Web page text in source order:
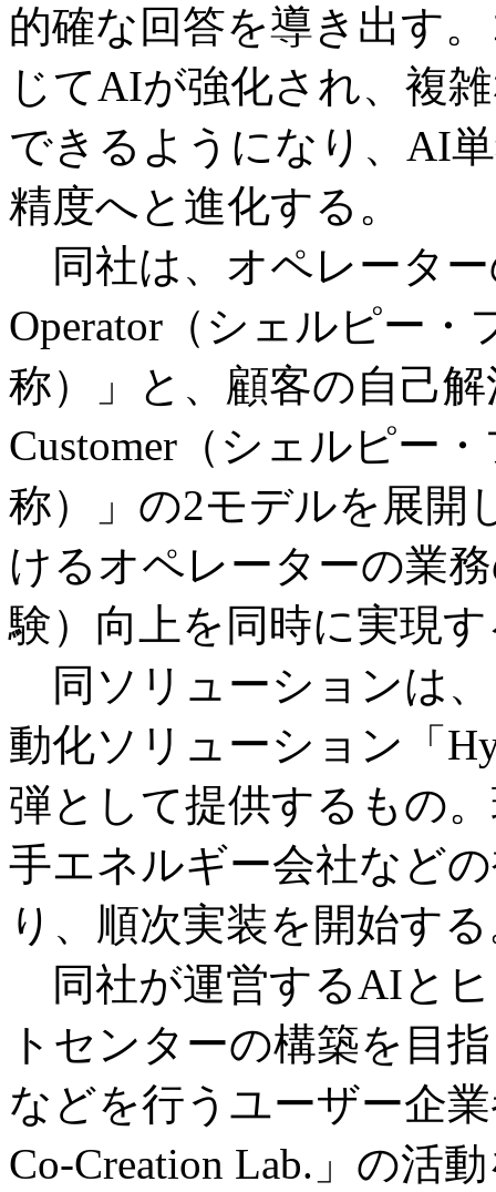
的確な回答を導き出す
じてAIが強化され、複
できるようになり、AI
精度へと進化する。
同社は、オペレーター
Operator（シェルピー
称）」と、顧客の自己
Customer（シェルピー
称）」の2モデルを展開
けるオペレーターの業
験）向上を同時に実現
同ソリューションは
動化ソリューション「
弾として提供するもの
手エネルギー会社など
り、順次実装を開始す
同社が運営するAIと
トセンターの構築を目
などを行うユーザー企
Co-Creation Lab.」の活